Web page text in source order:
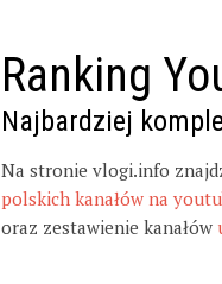
Ranking
Najbardziej
Na stronie vlogi.info
polskich kanałów na
oraz zestawienie kanałów